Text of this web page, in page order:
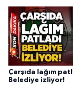
Çarşıda lağım
Belediye izliyor!